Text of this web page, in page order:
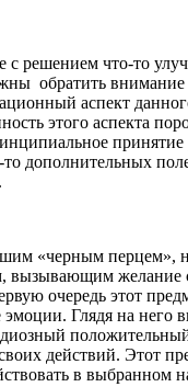
с решением что-то
обратить внимание
аспект
этого аспекта
дополнительных
«черным перцем»,
вызывающим желание
очередь этот
Глядя на него
положительный
действий. Этот
в выбранном